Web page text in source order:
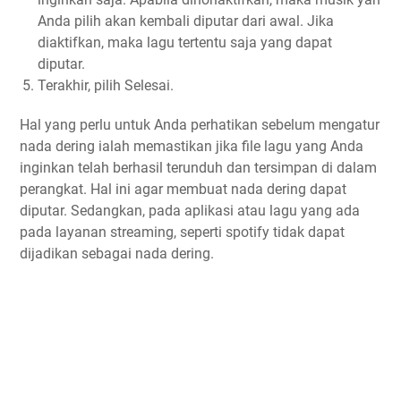
Anda pilih akan kembali diputar dari awal. Jika
diaktifkan, maka lagu tertentu saja yang dapat
diputar.
Terakhir, pilih Selesai.
Hal yang perlu untuk Anda perhatikan sebelum mengatur
nada dering ialah memastikan jika file lagu yang Anda
inginkan telah berhasil terunduh dan tersimpan di dalam
perangkat. Hal ini agar membuat nada dering dapat
diputar. Sedangkan, pada aplikasi atau lagu yang ada
pada layanan streaming, seperti spotify tidak dapat
dijadikan sebagai nada dering.